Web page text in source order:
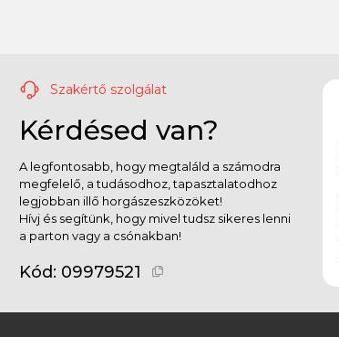
GURU (6)
Haldorádó (27)
Hester (1)
Illex (13)
Iron Claw (2)
Jadabo (2)
JRC (2)
Szakértő szolgálat
Kérdésed van?
A legfontosabb, hogy megtaláld a számodra
megfelelő, a tudásodhoz, tapasztalatodhoz
legjobban illő horgászeszközöket!
Hívj és segítünk, hogy mivel tudsz sikeres lenni
a parton vagy a csónakban!
Kód: 09979521